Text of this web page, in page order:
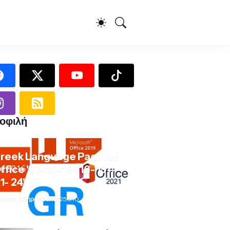
Language Pack for
'07-'10-'13-'16-'19-
24'
Σιδηρόπουλος 25.9.10